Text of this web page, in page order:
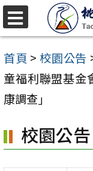
跳
至
主
要
內
區
首頁 > 校園公告
童福利聯盟基金
康調查」
校園公告
選
單